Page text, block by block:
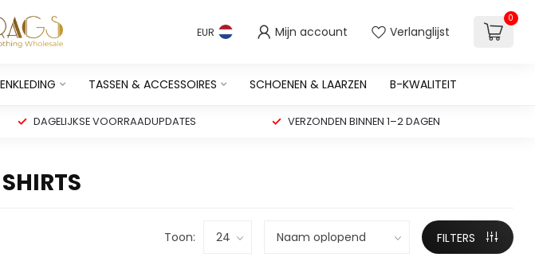
EUR Mijn account Verlanglijst
0
TASSEN & ACCESSOIRES SCHOENEN & LAARZEN B-KWALITEIT
DAGELIJKSE VOORRAADUPDATES VERZONDEN BINNEN 1–2 DAGEN
Toon: FILTERS